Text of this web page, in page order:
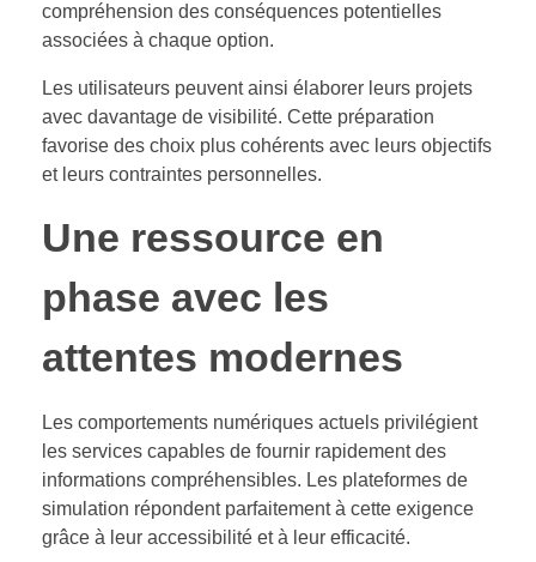
compréhension des conséquences potentielles
associées à chaque option.
Les utilisateurs peuvent ainsi élaborer leurs projets
avec davantage de visibilité. Cette préparation
favorise des choix plus cohérents avec leurs objectifs
et leurs contraintes personnelles.
Une ressource en
phase avec les
attentes modernes
Les comportements numériques actuels privilégient
les services capables de fournir rapidement des
informations compréhensibles. Les plateformes de
simulation répondent parfaitement à cette exigence
grâce à leur accessibilité et à leur efficacité.